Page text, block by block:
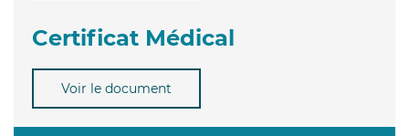
Certificat Médical
Voir le document